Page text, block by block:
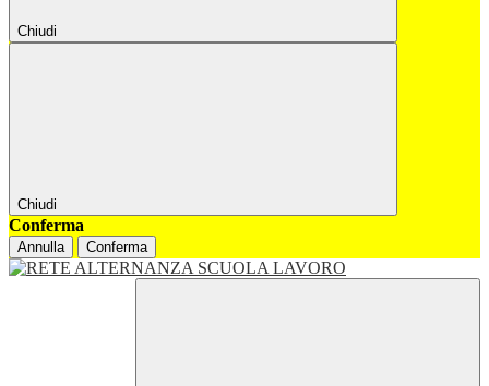
Chiudi
Chiudi
Conferma
Annulla Conferma